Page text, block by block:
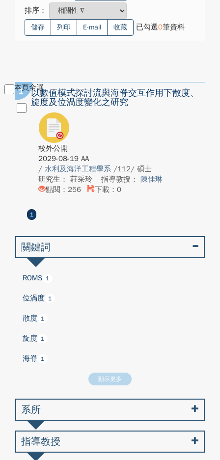
排序：
儲存 列印 E-mail 收藏 已勾選0筆資料
本頁全選
1
以數值模式探討流與海脊交互作用下散度、
旋度及位渦度變化之研究
校外公開
2029-08-19 AA
/ 水利及海洋工程學系 /112/ 碩士
研究生： 莊采玲
指導教授： 陳佳琳
點閱：256
下載：0
1
關鍵詞
ROMS 1
位渦度 1
散度 1
旋度 1
海脊 1
顯示更多
系所
指導教授